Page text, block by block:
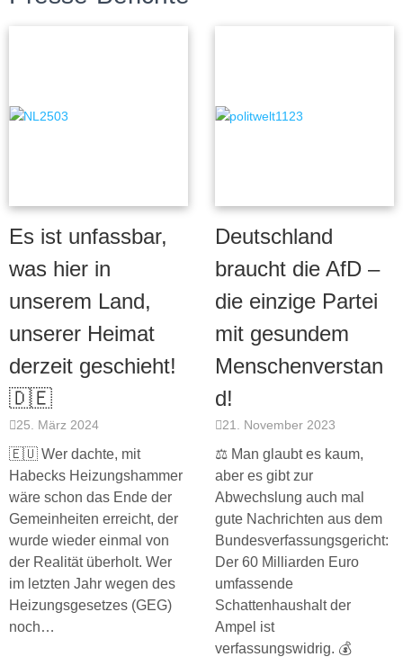
Es ist unfassbar,
was hier in
unserem Land,
unserer Heimat
derzeit geschieht!
🇩🇪
25. März 2024
🇪🇺 Wer dachte, mit
Habecks Heizungshammer
wäre schon das Ende der
Gemeinheiten erreicht, der
wurde wieder einmal von
der Realität überholt. Wer
im letzten Jahr wegen des
Heizungsgesetzes (GEG)
noch…
Deutschland
braucht die AfD –
die einzige Partei
mit gesundem
Menschenverstan
d!
21. November 2023
⚖️ Man glaubt es kaum,
aber es gibt zur
Abwechslung auch mal
gute Nachrichten aus dem
Bundesverfassungsgericht:
Der 60 Milliarden Euro
umfassende
Schattenhaushalt der
Ampel ist
verfassungswidrig. 💰